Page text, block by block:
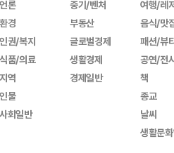
언론
환경
인권/복지
식품/의료
지역
인물
사회일반
중기/벤처
부동산
글로벌경제
생활경제
경제일반
여행/레
음식/맛
패션/뷰
공연/전
책
종교
날씨
생활문